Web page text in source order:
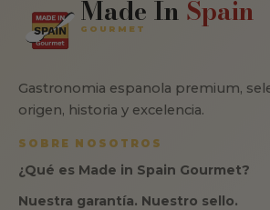
Made In Spain
GOURMET
Gastronomia espanola premium,
origen, historia y excelencia.
SOBRE NOSOTROS
¿Qué es Made in Spain Gourmet?
Nuestra garantía. Nuestro sello.